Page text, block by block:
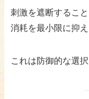
刺激を遮断するこ
消耗を最小限に抑え
これは防御的な選